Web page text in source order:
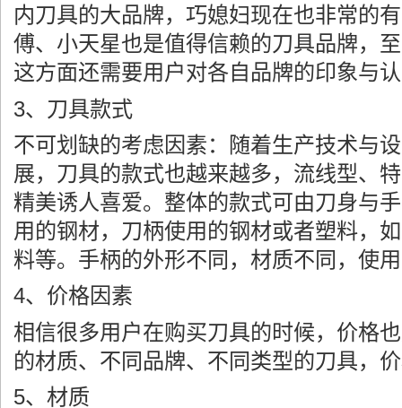
内刀具的大品牌，巧媳妇现在也非常的
傅、小天星也是值得信赖的刀具品牌，
这方面还需要用户对各自品牌的印象与
3、刀具款式
不可划缺的考虑因素：随着生产技术与
展，刀具的款式也越来越多，流线型、
精美诱人喜爱。整体的款式可由刀身与
用的钢材，刀柄使用的钢材或者塑料，
料等。手柄的外形不同，材质不同，使
4、价格因素
相信很多用户在购买刀具的时候，价格
的材质、不同品牌、不同类型的刀具，
5、材质